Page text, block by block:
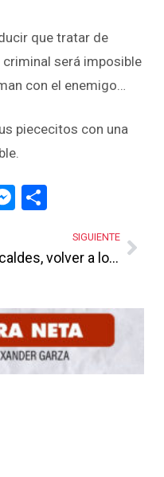
que tratar de
será imposible
con el enemigo…
piececitos con una
Messenger
SIGUIENTE
Alcaldes, volver a lo básico